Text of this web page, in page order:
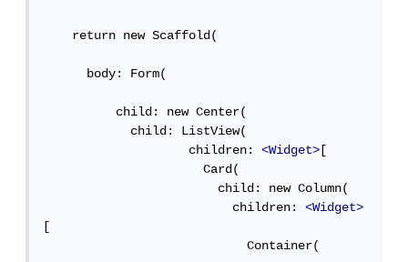
    return new Scaffold(
      body: Form(
          child: new Center(
            child: ListView(
                    children:
<Widget> [
                      Card(
                        child: new Column(
                          children:
<Widget>
[
                            Container(